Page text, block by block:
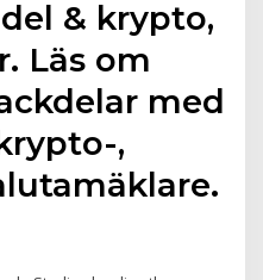
& krypto,
Läs om
med
,